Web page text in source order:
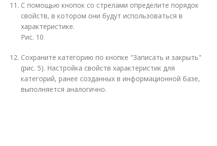
С помощью кнопок со стрелами определите порядок
свойств, в котором они будут использоваться в
характеристике.
Рис. 10
Сохраните категорию по кнопке "Записать и закрыть"
(рис. 5). Настройка свойств характеристик для
категорий, ранее созданных в информационной базе,
выполняется аналогично.